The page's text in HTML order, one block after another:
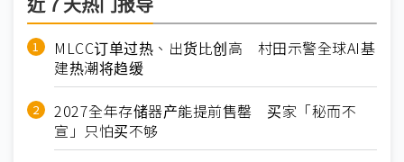
近７天热门报导
MLCC订单过热、出货比创高 村田示警全球AI基
建热潮将趋缓
2027全年存储器产能提前售罄 买家「秘而不
宣」只怕买不够